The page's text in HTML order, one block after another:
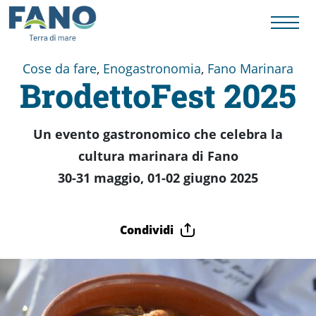
Fano
Visit
Card
da
Cose da fare, Enogastronomia, Fano Marinara
BrodettoFest 2025
Un evento gastronomico che celebra la
cultura marinara di Fano
30-31 maggio, 01-02 giugno 2025
Condividi